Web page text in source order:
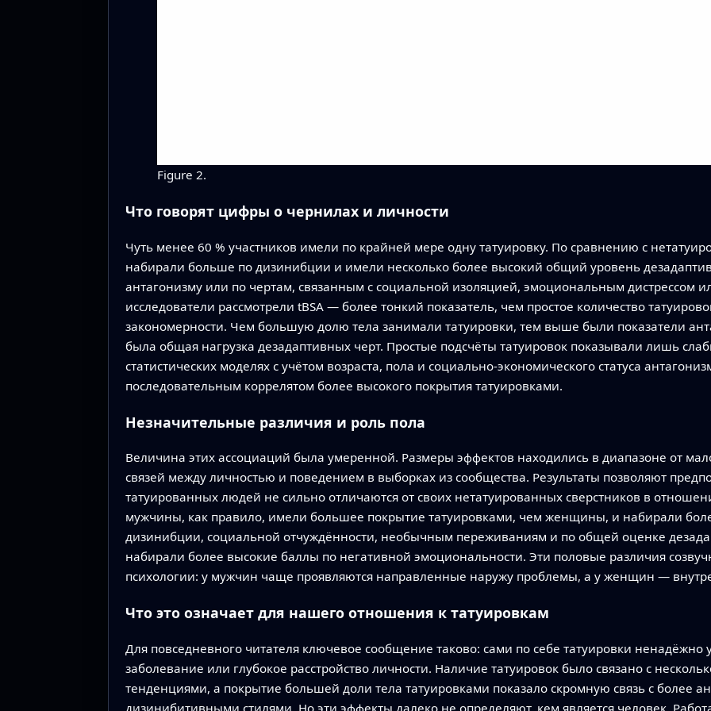
Figure 2.
Что говорят цифры о чернилах и личности
Чуть менее 60 % участников имели по крайней мере одну татуировку. По сравнению с
набирали больше по дизинибции и имели несколько более высокий общий уровень
антагонизму или по чертам, связанным с социальной изоляцией, эмоциональным
исследователи рассмотрели tBSA — более тонкий показатель, чем простое количество
закономерности. Чем большую долю тела занимали татуировки, тем выше были показатели
была общая нагрузка дезадаптивных черт. Простые подсчёты татуировок показывали лишь
статистических моделях с учётом возраста, пола и социально-экономического статуса
последовательным коррелятом более высокого покрытия татуировками.
Незначительные различия и роль пола
Величина этих ассоциаций была умеренной. Размеры эффектов находились в диапазоне от
связей между личностью и поведением в выборках из сообщества. Результаты позволяют
татуированных людей не сильно отличаются от своих нетатуированных сверстников в
мужчины, как правило, имели большее покрытие татуировками, чем женщины, и набирали
дизинибции, социальной отчуждённости, необычным переживаниям и по общей оценке
набирали более высокие баллы по негативной эмоциональности. Эти половые различия
психологии: у мужчин чаще проявляются направленные наружу проблемы, а у женщин —
Что это означает для нашего отношения к татуировкам
Для повседневного читателя ключевое сообщение таково: сами по себе татуировки ненадёжно
заболевание или глубокое расстройство личности. Наличие татуировок было связано с
тенденциями, а покрытие большей доли тела татуировками показало скромную связь с более
дизинибитивными стилями. Но эти эффекты далеко не определяют, кем является человек.